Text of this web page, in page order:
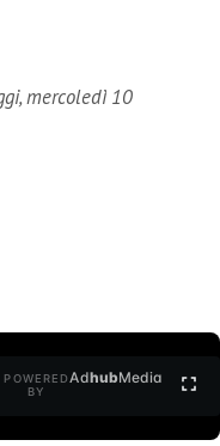
mercoledì 10
POWERED
BY
AdhubMedia